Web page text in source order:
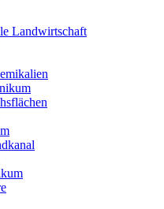
Landwirtschaft